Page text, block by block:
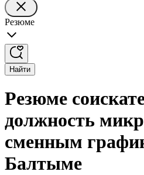
Резюме
Найти
Резюме
должность
сменным
Балтыме